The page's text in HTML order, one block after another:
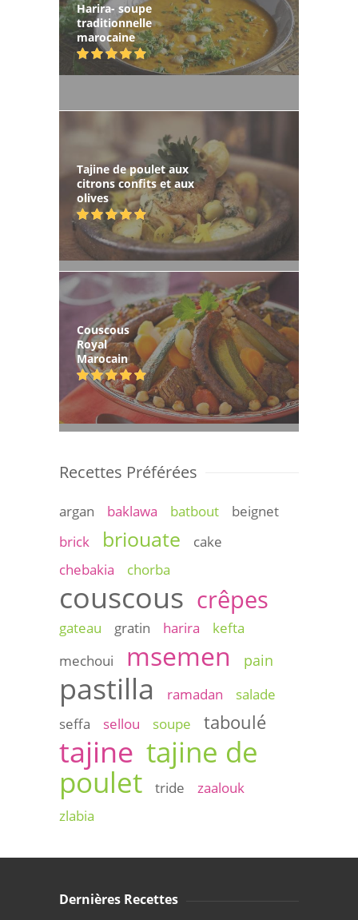
Harira- soupe
traditionnelle
marocaine
Tajine de poulet aux
citrons confits et aux
olives
Couscous
Royal
Marocain
Recettes Préférées
argan baklawa batbout
beignet
brick
briouate
cake
chebakia
chorba
couscous crêpes
gateau gratin harira
kefta
mechoui
msemen pain
pastilla ramadan
salade
seffa
sellou soupe taboulé
tajine tajine de
poulet
tride
zaalouk
zlabia
Dernières Recettes